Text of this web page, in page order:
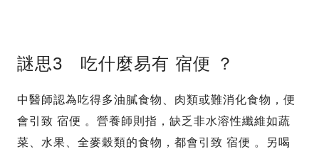
謎思3 吃什麼易有 宿便 ？
中醫師認為吃得多油膩食物、肉類或難消化食物，便
會引致 宿便 。營養師則指，缺乏非水溶性纖維如蔬
菜、水果、全麥穀類的食物，都會引致 宿便 。另喝